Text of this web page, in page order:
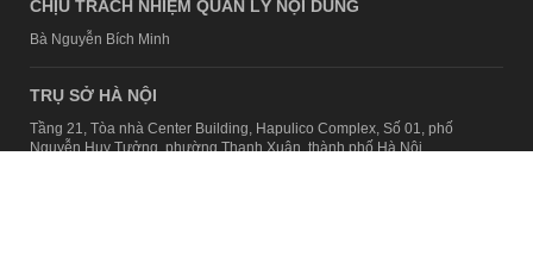
CHỊU TRÁCH NHIỆM QUẢN LÝ NỘI DUNG
Bà Nguyễn Bích Minh
TRỤ SỞ HÀ NỘI
Tầng 21, Tòa nhà Center Building, Hapulico Complex, Số 01, phố
Nguyễn Huy Tưởng, phường Thanh Xuân, thành phố Hà Nội